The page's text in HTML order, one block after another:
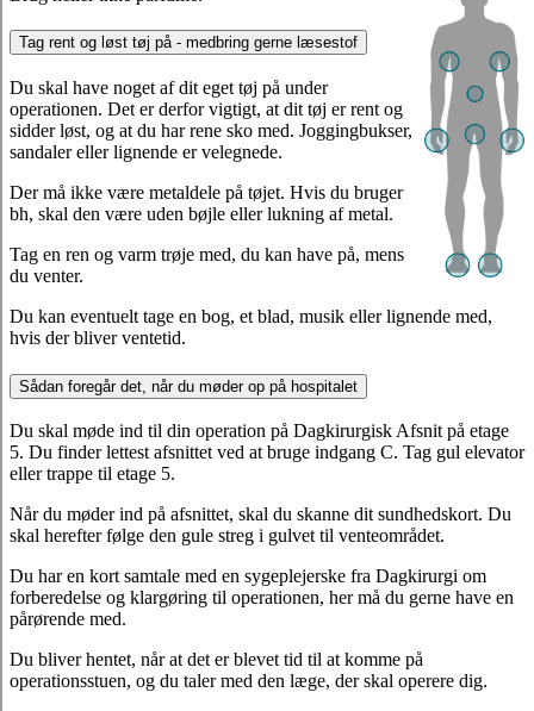
Tag rent og løst tøj på - medbring gerne læsestof
Du skal have noget af dit eget tøj på under
operationen. Det er derfor vigtigt, at dit tøj er rent og
sidder løst, og at du har rene sko med. Joggingbukser,
sandaler eller lignende er velegnede.
Der må ikke være metaldele på tøjet. Hvis du bruger
bh, skal den være uden bøjle eller lukning af metal.
Tag en ren og varm trøje med, du kan have på, mens
du venter.
Du kan eventuelt tage en bog, et blad, musik eller lignende med,
hvis der bliver ventetid.
Sådan foregår det, når du møder op på hospitalet
Du skal møde ind til din operation på Dagkirurgisk Afsnit på etage
5. Du finder lettest afsnittet ved at bruge indgang C. Tag gul elevator
eller trappe til etage 5.
Når du møder ind på afsnittet, skal du skanne dit sundhedskort. Du
skal herefter følge den gule streg i gulvet til venteområdet.
Du har en kort samtale med en sygeplejerske fra Dagkirurgi om
forberedelse og klargøring til operationen, her må du gerne have en
pårørende med.
Du bliver hentet, når at det er blevet tid til at komme på
operationsstuen, og du taler med den læge, der skal operere dig.